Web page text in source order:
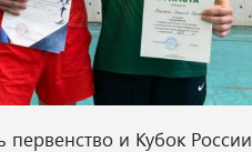
первенство и Кубок